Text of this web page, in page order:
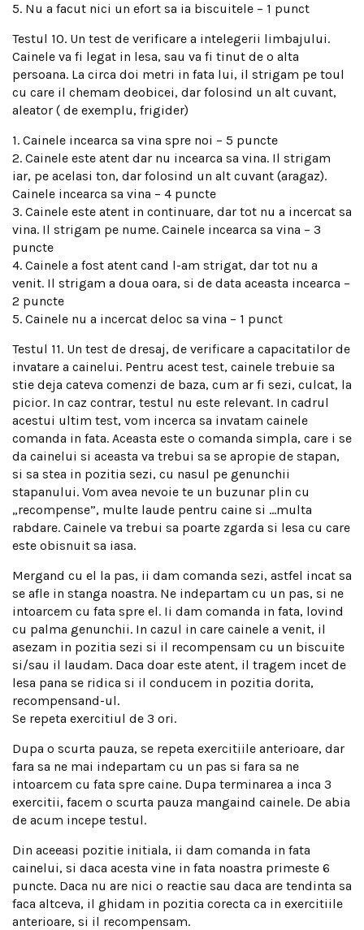
5. Nu a facut nici un efort sa ia biscuitele – 1 punct
Testul 10. Un test de verificare a intelegerii limbajului.
Cainele va fi legat in lesa, sau va fi tinut de o alta
persoana. La circa doi metri in fata lui, il strigam pe toul
cu care il chemam deobicei, dar folosind un alt cuvant,
aleator ( de exemplu, frigider)
1. Cainele incearca sa vina spre noi – 5 puncte
2. Cainele este atent dar nu incearca sa vina. Il strigam
iar, pe acelasi ton, dar folosind un alt cuvant (aragaz).
Cainele incearca sa vina – 4 puncte
3. Cainele este atent in continuare, dar tot nu a incercat sa
vina. Il strigam pe nume. Cainele incearca sa vina – 3
puncte
4. Cainele a fost atent cand l-am strigat, dar tot nu a
venit. Il strigam a doua oara, si de data aceasta incearca –
2 puncte
5. Cainele nu a incercat deloc sa vina – 1 punct
Testul 11. Un test de dresaj, de verificare a capacitatilor de
invatare a cainelui. Pentru acest test, cainele trebuie sa
stie deja cateva comenzi de baza, cum ar fi sezi, culcat, la
picior. In caz contrar, testul nu este relevant. In cadrul
acestui ultim test, vom incerca sa invatam cainele
comanda in fata. Aceasta este o comanda simpla, care i se
da cainelui si aceasta va trebui sa se apropie de stapan,
si sa stea in pozitia sezi, cu nasul pe genunchii
stapanului. Vom avea nevoie te un buzunar plin cu
„recompense”, multe laude pentru caine si …multa
rabdare. Cainele va trebui sa poarte zgarda si lesa cu care
este obisnuit sa iasa.
Mergand cu el la pas, ii dam comanda sezi, astfel incat sa
se afle in stanga noastra. Ne indepartam cu un pas, si ne
intoarcem cu fata spre el. Ii dam comanda in fata, lovind
cu palma genunchii. In cazul in care cainele a venit, il
asezam in pozitia sezi si il recompensam cu un biscuite
si/sau il laudam. Daca doar este atent, il tragem incet de
lesa pana se ridica si il conducem in pozitia dorita,
recompensand-ul.
Se repeta exercitiul de 3 ori.
Dupa o scurta pauza, se repeta exercitiile anterioare, dar
fara sa ne mai indepartam cu un pas si fara sa ne
intoarcem cu fata spre caine. Dupa terminarea a inca 3
exercitii, facem o scurta pauza mangaind cainele. De abia
de acum incepe testul.
Din aceeasi pozitie initiala, ii dam comanda in fata
cainelui, si daca acesta vine in fata noastra primeste 6
puncte. Daca nu are nici o reactie sau daca are tendinta sa
faca altceva, il ghidam in pozitia corecta ca in exercitiile
anterioare, si il recompensam.